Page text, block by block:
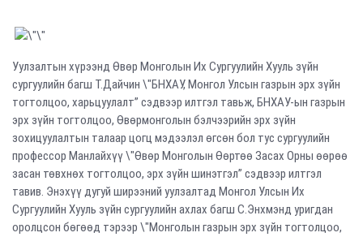
Уулзалтын хүрээнд Өвөр Монголын Их Сургуулийн Хууль зүйн
сургуулийн багш Т.Дайчин \"БНХАУ, Монгол Улсын газрын эрх зүйн
тогтолцоо, харьцуулалт” сэдвээр илтгэл тавьж, БНХАУ-ын газрын
эрх зүйн тогтолцоо, Өвөрмонголын бэлчээрийн эрх зүйн
зохицуулалтын талаар цогц мэдээлэл өгсөн бол тус сургуулийн
профессор Манлайхүү \"Өвөр Монголын Өөртөө Засах Орны өөрөө
засан төвхнөх тогтолцоо, эрх зүйн шинэтгэл” сэдвээр илтгэл
тавив. Энэхүү дугуй ширээний уулзалтад Монгол Улсын Их
Сургуулийн Хууль зүйн сургуулийн ахлах багш С.Энхмэнд уригдан
оролцсон бөгөөд тэрээр \"Монголын газрын эрх зүйн тогтолцоо,